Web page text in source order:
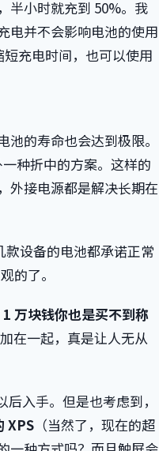
半小时就充到 50%。我
电并不会影响电池的使用
充电时间，也可以使用
的寿命也会达到极限。
种折中的方案。这样的
外接电源都是解决长期在
款设备的电池都承诺正常
的了。
万块钱你也是买不到称
在一起，真是让人无从
入手。但是也考虑到，
XPS （当然了，现在的超